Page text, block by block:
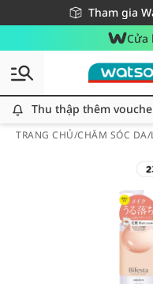
Tham gia
Miễn phí giao
Giao hàng nhanh
Cửa
Thu thập thêm
TRANG CHỦ/CHĂM SÓC DA/